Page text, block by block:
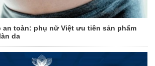
an toàn: phụ nữ Việt ưu tiên sản phẩm
da